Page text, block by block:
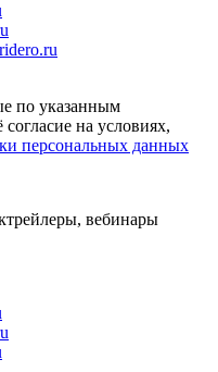
по указанным
на условиях,
персональных данных
вебинары